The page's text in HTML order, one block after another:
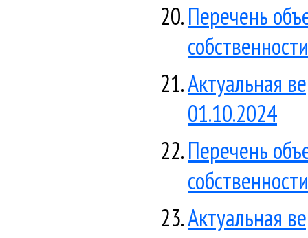
Перечень
Актуальная
01.10.2024
Перечень
Актуальная